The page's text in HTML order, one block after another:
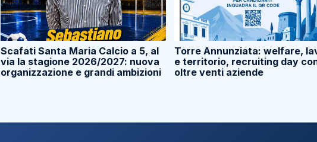
Scafati Santa Maria Calcio a 5, al
via la stagione 2026/2027: nuova
organizzazione e grandi ambizioni
Torre Annunziata: welfare,
e territorio, recruiting day
oltre venti aziende